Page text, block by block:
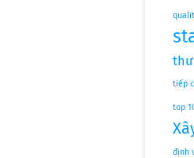
tiếp
top
định